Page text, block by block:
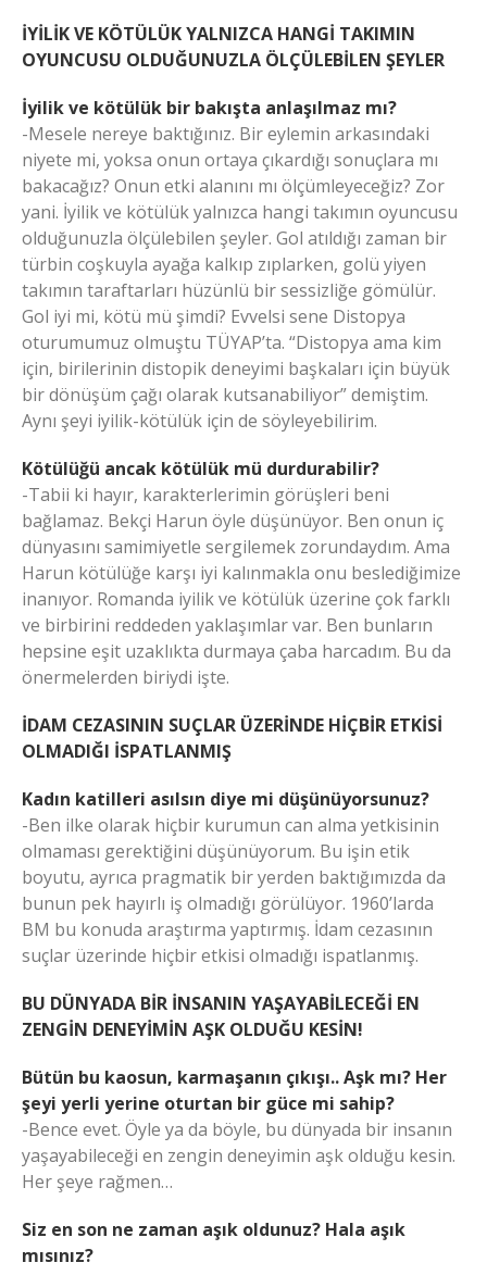
İYİLİK VE KÖTÜLÜK YALNIZCA HANGİ TAKIMIN
OYUNCUSU OLDUĞUNUZLA ÖLÇÜLEBİLEN ŞEYLER
İyilik ve kötülük bir bakışta anlaşılmaz mı?
-Mesele nereye baktığınız. Bir eylemin arkasındaki
niyete mi, yoksa onun ortaya çıkardığı sonuçlara mı
bakacağız? Onun etki alanını mı ölçümleyeceğiz? Zor
yani. İyilik ve kötülük yalnızca hangi takımın oyuncusu
olduğunuzla ölçülebilen şeyler. Gol atıldığı zaman bir
türbin coşkuyla ayağa kalkıp zıplarken, golü yiyen
takımın taraftarları hüzünlü bir sessizliğe gömülür.
Gol iyi mi, kötü mü şimdi? Evvelsi sene Distopya
oturumumuz olmuştu TÜYAP’ta. “Distopya ama kim
için, birilerinin distopik deneyimi başkaları için büyük
bir dönüşüm çağı olarak kutsanabiliyor” demiştim.
Aynı şeyi iyilik-kötülük için de söyleyebilirim.
Kötülüğü ancak kötülük mü durdurabilir?
-Tabii ki hayır, karakterlerimin görüşleri beni
bağlamaz. Bekçi Harun öyle düşünüyor. Ben onun iç
dünyasını samimiyetle sergilemek zorundaydım. Ama
Harun kötülüğe karşı iyi kalınmakla onu beslediğimize
inanıyor. Romanda iyilik ve kötülük üzerine çok farklı
ve birbirini reddeden yaklaşımlar var. Ben bunların
hepsine eşit uzaklıkta durmaya çaba harcadım. Bu da
önermelerden biriydi işte.
İDAM CEZASININ SUÇLAR ÜZERİNDE HİÇBİR ETKİSİ
OLMADIĞI İSPATLANMIŞ
Kadın katilleri asılsın diye mi düşünüyorsunuz?
-Ben ilke olarak hiçbir kurumun can alma yetkisinin
olmaması gerektiğini düşünüyorum. Bu işin etik
boyutu, ayrıca pragmatik bir yerden baktığımızda da
bunun pek hayırlı iş olmadığı görülüyor. 1960’larda
BM bu konuda araştırma yaptırmış. İdam cezasının
suçlar üzerinde hiçbir etkisi olmadığı ispatlanmış.
BU DÜNYADA BİR İNSANIN YAŞAYABİLECEĞİ EN
ZENGİN DENEYİMİN AŞK OLDUĞU KESİN!
Bütün bu kaosun, karmaşanın çıkışı.. Aşk mı? Her
şeyi yerli yerine oturtan bir güce mi sahip?
-Bence evet. Öyle ya da böyle, bu dünyada bir insanın
yaşayabileceği en zengin deneyimin aşk olduğu kesin.
Her şeye rağmen…
Siz en son ne zaman aşık oldunuz? Hala aşık
mısınız?